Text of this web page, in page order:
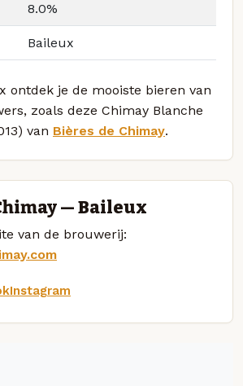
8.0%
Baileux
ontdek je de mooiste bieren van
zoals deze Chimay Blanche
van Bières de Chimay.
— Baileux
van de brouwerij:
Instagram